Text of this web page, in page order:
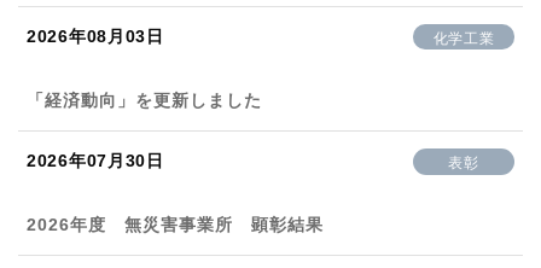
2026年08月03日 化学工業
「経済動向」を更新しました
2026年07月30日 表彰
2026年度 無災害事業所 顕彰結果